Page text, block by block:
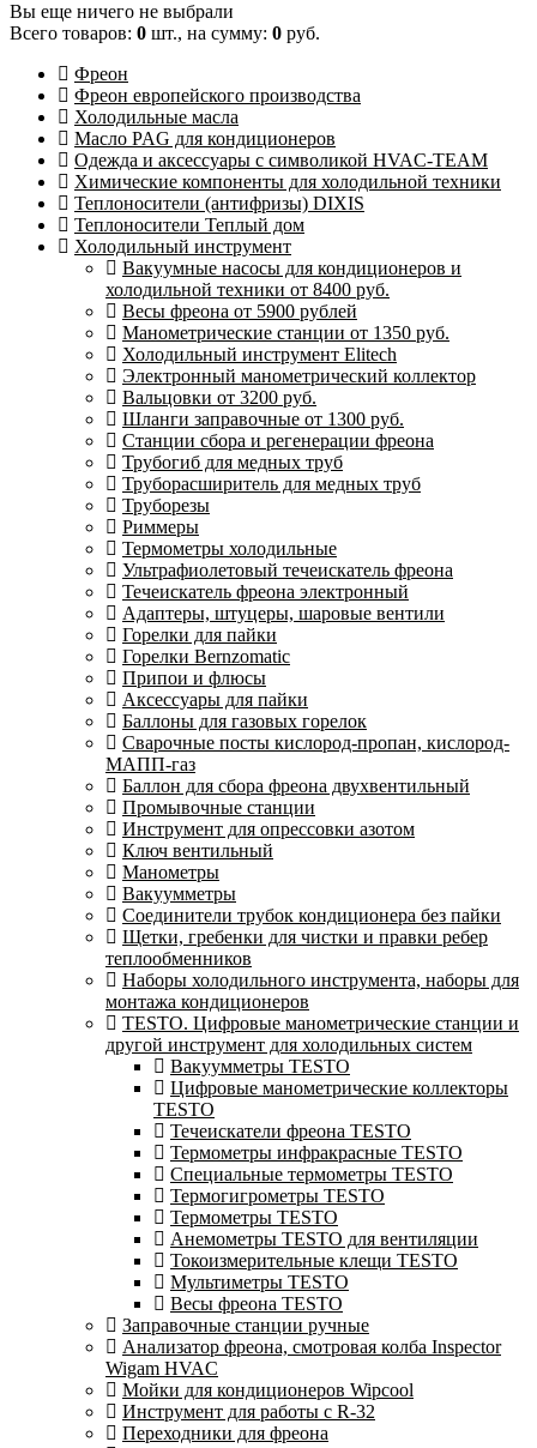
Вы еще ничего не выбрали
Всего товаров: 0 шт., на сумму: 0 руб.
Фреон
Фреон европейского производства
Холодильные масла
Масло PAG для кондиционеров
Одежда и аксессуары с символикой HVAC-TEAM
Химические компоненты для холодильной техники
Теплоносители (антифризы) DIXIS
Теплоносители Теплый дом
Холодильный инструмент
Вакуумные насосы для кондиционеров и
холодильной техники от 8400 руб.
Весы фреона от 5900 рублей
Манометрические станции от 1350 руб.
Холодильный инструмент Elitech
Электронный манометрический коллектор
Вальцовки от 3200 руб.
Шланги заправочные от 1300 руб.
Станции сбора и регенерации фреона
Трубогиб для медных труб
Труборасширитель для медных труб
Труборезы
Риммеры
Термометры холодильные
Ультрафиолетовый течеискатель фреона
Течеискатель фреона электронный
Адаптеры, штуцеры, шаровые вентили
Горелки для пайки
Горелки Bernzomatic
Припои и флюсы
Аксессуары для пайки
Баллоны для газовых горелок
Сварочные посты кислород-пропан, кислород-
МАПП-газ
Баллон для сбора фреона двухвентильный
Промывочные станции
Инструмент для опрессовки азотом
Ключ вентильный
Манометры
Вакуумметры
Соединители трубок кондиционера без пайки
Щетки, гребенки для чистки и правки ребер
теплообменников
Наборы холодильного инструмента, наборы для
монтажа кондиционеров
TESTO. Цифровые манометрические станции и
другой инструмент для холодильных систем
Вакуумметры TESTO
Цифровые манометрические коллекторы
TESTO
Течеискатели фреона TESTO
Термометры инфракрасные TESTO
Специальные термометры TESTO
Термогигрометры TESTO
Термометры TESTO
Анемометры TESTO для вентиляции
Токоизмерительные клещи TESTO
Мультиметры TESTO
Весы фреона TESTO
Заправочные станции ручные
Анализатор фреона, смотровая колба Inspector
Wigam HVAC
Мойки для кондиционеров Wipcool
Инструмент для работы с R-32
Переходники для фреона